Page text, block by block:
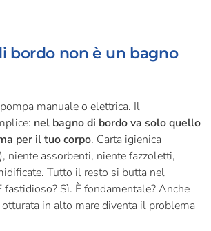
bordo non è un bagno
manuale o elettrica. Il
nel bagno di bordo va solo quello
per il tuo corpo. Carta igienica
niente assorbenti, niente fazzoletti,
Tutto il resto si butta nel
fastidioso? Sì. È fondamentale? Anche
in alto mare diventa il problema